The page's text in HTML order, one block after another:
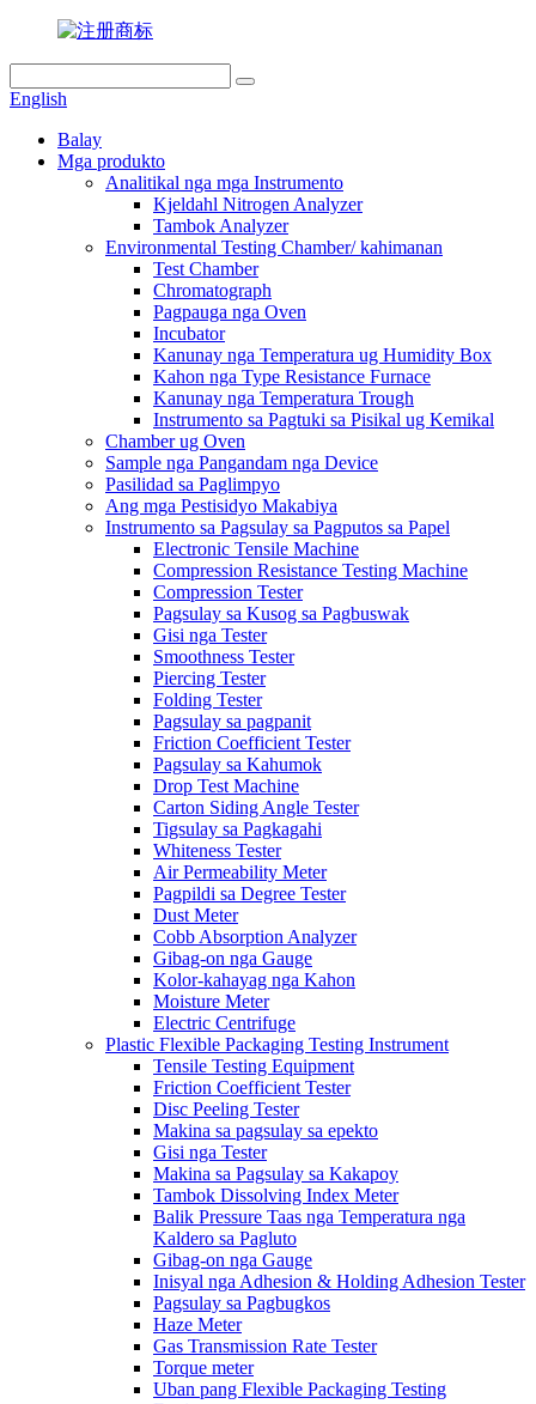
English
Balay
Mga produkto
Analitikal nga mga Instrumento
Kjeldahl Nitrogen Analyzer
Tambok Analyzer
Environmental Testing Chamber/ kahimanan
Test Chamber
Chromatograph
Pagpauga nga Oven
Incubator
Kanunay nga Temperatura ug Humidity Box
Kahon nga Type Resistance Furnace
Kanunay nga Temperatura Trough
Instrumento sa Pagtuki sa Pisikal ug Kemikal
Chamber ug Oven
Sample nga Pangandam nga Device
Pasilidad sa Paglimpyo
Ang mga Pestisidyo Makabiya
Instrumento sa Pagsulay sa Pagputos sa Papel
Electronic Tensile Machine
Compression Resistance Testing Machine
Compression Tester
Pagsulay sa Kusog sa Pagbuswak
Gisi nga Tester
Smoothness Tester
Piercing Tester
Folding Tester
Pagsulay sa pagpanit
Friction Coefficient Tester
Pagsulay sa Kahumok
Drop Test Machine
Carton Siding Angle Tester
Tigsulay sa Pagkagahi
Whiteness Tester
Air Permeability Meter
Pagpildi sa Degree Tester
Dust Meter
Cobb Absorption Analyzer
Gibag-on nga Gauge
Kolor-kahayag nga Kahon
Moisture Meter
Electric Centrifuge
Plastic Flexible Packaging Testing Instrument
Tensile Testing Equipment
Friction Coefficient Tester
Disc Peeling Tester
Makina sa pagsulay sa epekto
Gisi nga Tester
Makina sa Pagsulay sa Kakapoy
Tambok Dissolving Index Meter
Balik Pressure Taas nga Temperatura nga
Kaldero sa Pagluto
Gibag-on nga Gauge
Inisyal nga Adhesion & Holding Adhesion Tester
Pagsulay sa Pagbugkos
Haze Meter
Gas Transmission Rate Tester
Torque meter
Uban pang Flexible Packaging Testing